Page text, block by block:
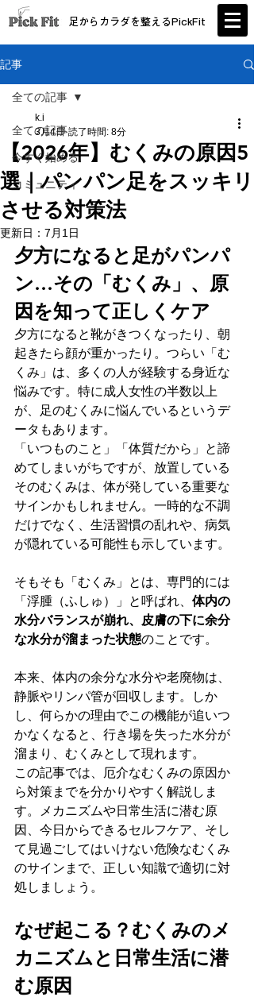
足からカラダを整えるPickFit
記事
全ての記事
今すぐ始める
コミュニティ
全ての記事
【2026年】むくみの原因5
選｜パンパン足をスッキリ
させる対策法
k.i
3月4日 読了時間: 8分
更新日： 7月1日
夕方になると足がパンパ
ン…その「むくみ」、原
因を知って正しくケア
夕方になると靴がきつくなったり、朝
起きたら顔が重かったり。つらい「む
くみ」は、多くの人が経験する身近な
悩みです。特に成人女性の半数以上
が、足のむくみに悩んでいるというデ
ータもあります。
「いつものこと」「体質だから」と諦
めてしまいがちですが、放置している
そのむくみは、体が発している重要な
サインかもしれません。一時的な不調
だけでなく、生活習慣の乱れや、病気
が隠れている可能性も示しています。
そもそも「むくみ」とは、専門的には
「浮腫（ふしゅ）」と呼ばれ、 体内の
水分バランスが崩れ、皮膚の下に余分
な水分が溜まった状態のことです。
本来、体内の余分な水分や老廃物は、
静脈やリンパ管が回収します。しか
し、何らかの理由でこの機能が追いつ
かなくなると、行き場を失った水分が
溜まり、むくみとして現れます。
この記事では、厄介なむくみの原因か
ら対策までを分かりやすく解説しま
す。メカニズムや日常生活に潜む原
因、今日からできるセルフケア、そし
て見過ごしてはいけない危険なむくみ
のサインまで、正しい知識で適切に対
処しましょう。
なぜ起こる？むくみのメ
カニズムと日常生活に潜
む原因